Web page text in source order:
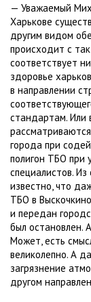
— Уважаемый
Харькове
другим видом
происходит с
соответствует
здоровье
в направлении
стандартам. Или
города при
полигон ТБО при
специалистов.
известно, что
ТБО в
и передан
был остановлен.
Может, есть
великолепно. А
загрязнение
другом